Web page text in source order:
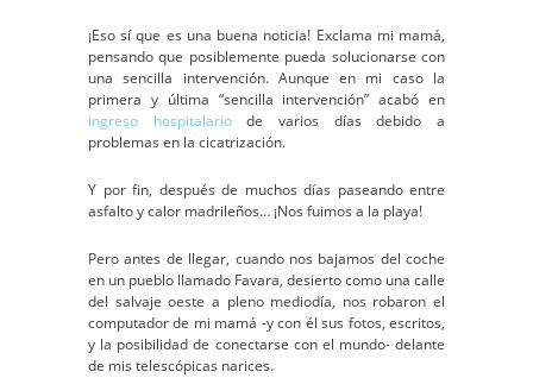
¡Eso sí que es una buena noticia! Exclama mi mamá,
pensando que posiblemente pueda solucionarse con
una sencilla intervención. Aunque en mi caso la
primera y última “sencilla intervención” acabó en
ingreso hospitalariode varios días debido a
problemas en la cicatrización.
Y por fin, después de muchos días paseando entre
asfalto y calor madrileños… ¡Nos fuimos a la playa!
Pero antes de llegar, cuando nos bajamos del coche
en un pueblo llamado Favara, desierto como una calle
del salvaje oeste a pleno mediodía, nos robaron el
computador de mi mamá -y con él sus fotos, escritos,
y la posibilidad de conectarse con el mundo- delante
de mis telescópicas narices.